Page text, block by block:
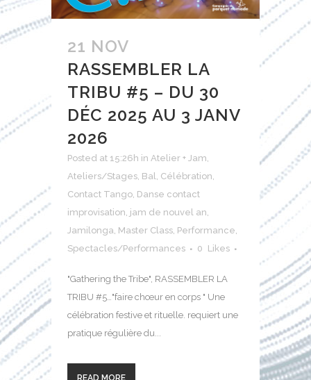
21 NOV
RASSEMBLER LA
TRIBU #5 – DU 30
DÉC 2025 AU 3 JANV
2026
Posted at 15:26h in Atelier + Jam,
Ateliers/Stages, Bal, Célébration,
Contact Tango, Danse contact
improvisation, jam de nouvel an,
Jamilonga, Master Class, Performance,
Spectacles/Performances
0 Likes
"Gathering the Tribe", RASSEMBLER LA
TRIBU #5…"faire chœur en corps " Une
célébration festive et rituelle. requiert une
pratique régulière du...
READ MORE